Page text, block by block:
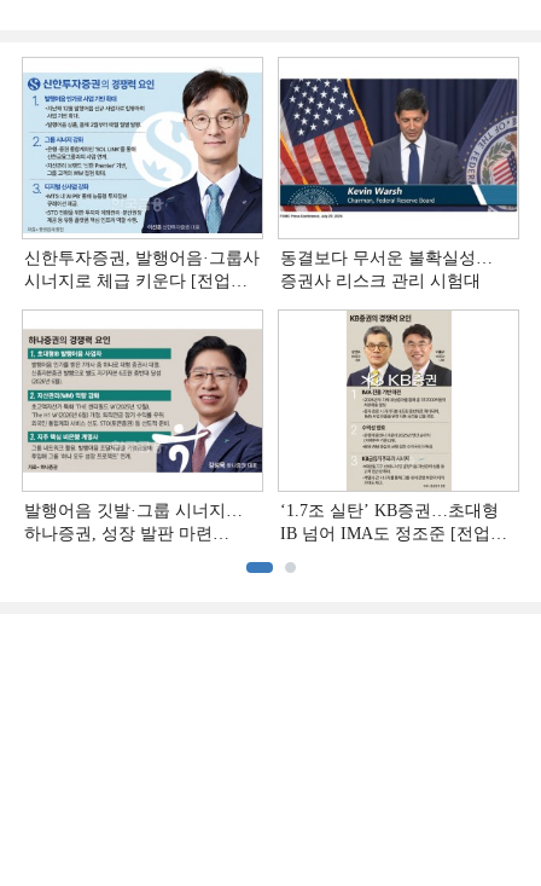
신한투자증권, 발행어음·그룹사
시너지로 체급 키운다 [전업계
동결보다 무서운 불확실성…
증권사 리스크 관리 시험대
발행어음 깃발·그룹 시너지…
하나증권, 성장 발판 마련
‘1.7조 실탄’ KB증권…초대형
IB 넘어 IMA도 정조준 [전업계